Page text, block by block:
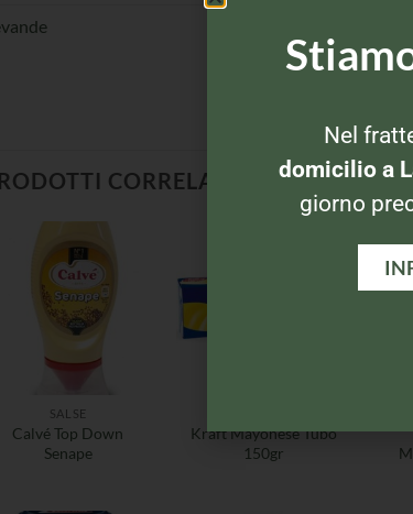
CORRELATI
SALSE
Calvé Top Down
Senape
Kraft Mayonese Tubo
150gr
Nel
domicilio a
giorno